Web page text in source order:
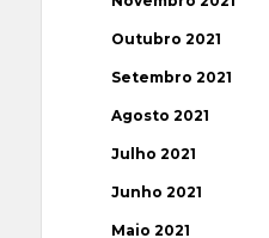
Outubro 2021
Setembro 2021
Agosto 2021
Julho 2021
Junho 2021
Maio 2021